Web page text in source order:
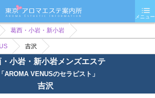
メニュー
葛西・小岩・新小岩
吉沢
小岩・新小岩メンズエステ
「AROMA VENUSのセラピスト」
吉沢